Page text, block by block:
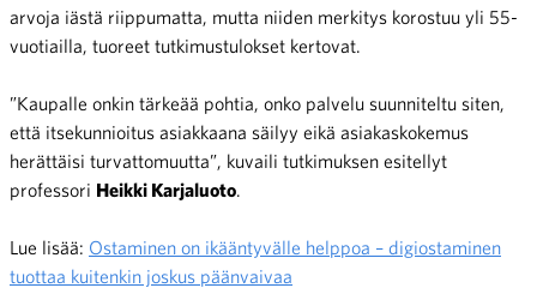
arvoja iästä riippumatta, mutta niiden merkitys korostuu yli 55-
vuotiailla, tuoreet tutkimustulokset kertovat.
”Kaupalle onkin tärkeää pohtia, onko palvelu suunniteltu siten,
että itsekunnioitus asiakkaana säilyy eikä asiakaskokemus
herättäisi turvattomuutta”, kuvaili tutkimuksen esitellyt
professori Heikki Karjaluoto.
Lue lisää: Ostaminen on ikääntyvälle helppoa – digiostaminen
tuottaa kuitenkin joskus päänvaivaa